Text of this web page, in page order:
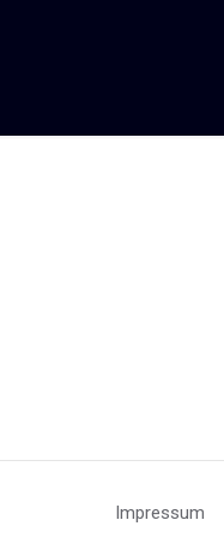
Impressum